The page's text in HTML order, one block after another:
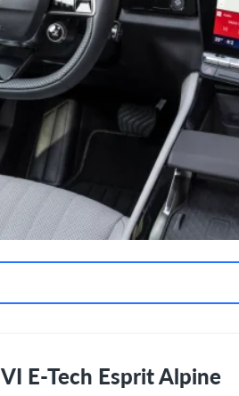
E-Tech Esprit Alpine